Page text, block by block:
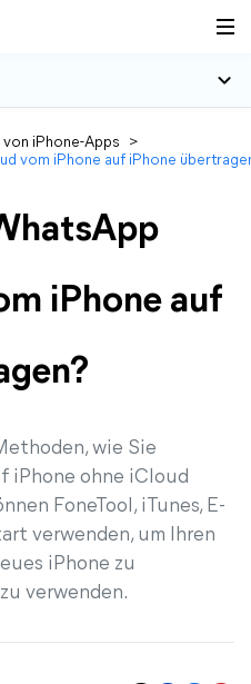
von iPhone-Apps
>
vom iPhone auf iPhone
iPhone auf
wie Sie
iPhone ohne iCloud
FoneTool, iTunes, E-
verwenden, um Ihren
iPhone zu
verwenden.